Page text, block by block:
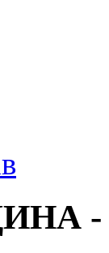
-